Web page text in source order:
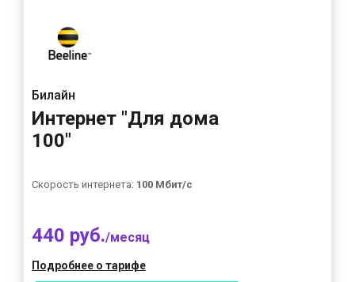
Билайн
Интернет "Для дома
100"
Скорость интернета: 100 Мбит/с
440 руб./месяц
Подробнее о тарифе